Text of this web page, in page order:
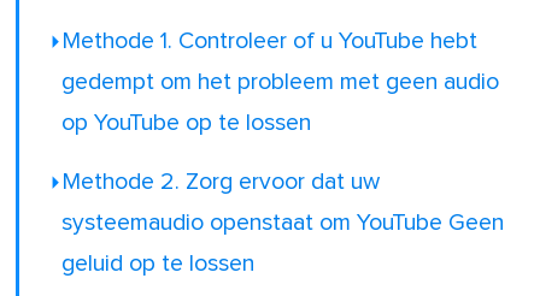
Methode 1. Controleer of u YouTube hebt
gedempt om het probleem met geen audio
op YouTube op te lossen
Methode 2. Zorg ervoor dat uw
systeemaudio openstaat om YouTube Geen
geluid op te lossen